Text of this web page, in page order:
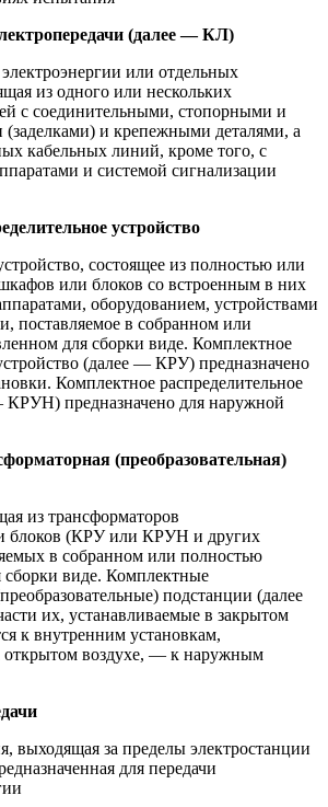
(далее — КЛ)
или отдельных
из одного или нескольких
с соединительными, стопорными и
и крепежными деталями, а
кабельных линий, кроме того, с
и системой сигнализации
устройство
состоящее из полностью или
или блоков со встроенным в них
оборудованием, устройствами
поставляемое в собранном или
для сборки виде. Комплектное
(далее — КРУ) предназначено
Комплектное распределительное
КРУН) предназначено для наружной
(преобразовательная)
из трансформаторов
и блоков (КРУ или КРУН и других
в собранном или полностью
сборки виде. Комплектные
подстанции (далее
их, устанавливаемые в закрытом
к внутренним установкам,
открытом воздухе, — к наружным
выходящая за пределы электростанции
для передачи